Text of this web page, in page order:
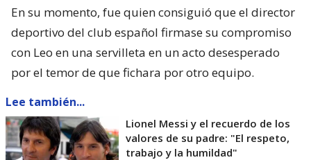
En su momento, fue quien consiguió que el director
deportivo del club español firmase su compromiso
con Leo en una servilleta en un acto desesperado
por el temor de que fichara por otro equipo.
Lee también...
Lionel Messi y el recuerdo de los
valores de su padre: "El respeto,
trabajo y la humildad"